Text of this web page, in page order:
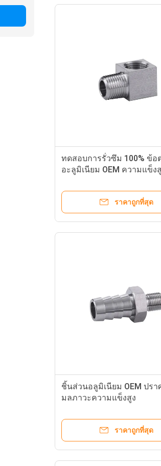
ทดสอบการรั่วซึม 100% ข้อ
อะลูมิเนียม OEM ความแข็ง
ราคาถูกที่สุด
ชิ้นส่วนอลูมิเนียม OEM ปรา
มลภาวะความแข็งสูง
ราคาถูกที่สุด